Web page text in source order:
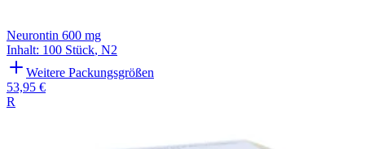
Neurontin 600 mg
Inhalt: 100 Stück, N2
Weitere Packungsgrößen
53,95 €
R